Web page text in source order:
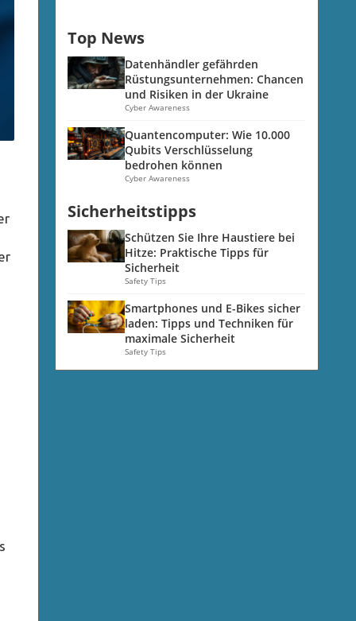
Top News
Datenhändler gefährden
Rüstungsunternehmen: Chancen
und Risiken in der Ukraine
Cyber Awareness
Quantencomputer: Wie 10.000
Qubits Verschlüsselung
bedrohen können
Cyber Awareness
Sicherheitstipps
Schützen Sie Ihre Haustiere bei
Hitze: Praktische Tipps für
Sicherheit
Safety Tips
Smartphones und E-Bikes sicher
laden: Tipps und Techniken für
maximale Sicherheit
Safety Tips